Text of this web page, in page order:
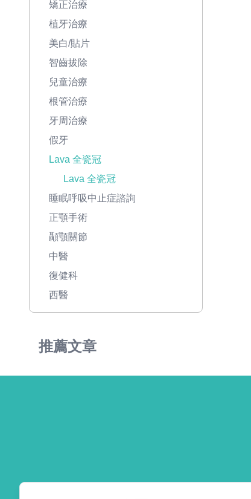
矯正治療
植牙治療
美白/貼片
智齒拔除
兒童治療
根管治療
牙周治療
假牙
Lava 全瓷冠
Lava 全瓷冠
睡眠呼吸中止症諮詢
正顎手術
顳顎關節
中醫
復健科
西醫
推薦文章